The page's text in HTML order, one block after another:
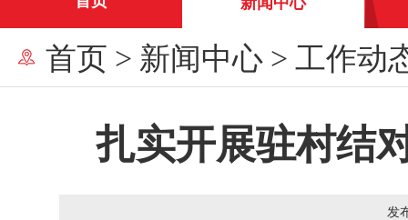
首页 > 新闻中心 > 工作动
扎实开展驻村结
发